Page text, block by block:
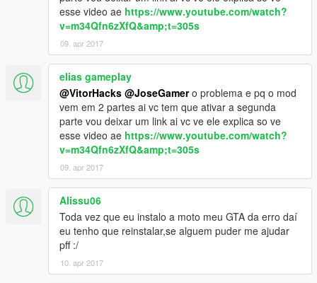
esse video ae https://www.youtube.com/watch?
v=m34Qfn6zXfQ&amp;t=305s
09. apr 2017
elias gameplay
@VitorHacks @JoseGamero problema e pq o mod
vem em 2 partes ai vc tem que ativar a segunda
parte vou deixar um link ai vc ve ele explica so ve
esse video ae https://www.youtube.com/watch?
v=m34Qfn6zXfQ&amp;t=305s
09. apr 2017
Alissu06
Toda vez que eu instalo a moto meu GTA da erro daí
eu tenho que reinstalar,se alguem puder me ajudar
pff :/
10. apr 2017